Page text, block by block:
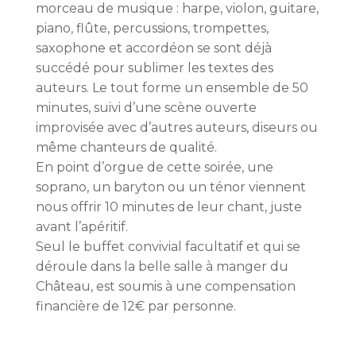
morceau de musique : harpe, violon, guitare,
piano, flûte, percussions, trompettes,
saxophone et accordéon se sont déjà
succédé pour sublimer les textes des
auteurs. Le tout forme un ensemble de 50
minutes, suivi d’une scène ouverte
improvisée avec d’autres auteurs, diseurs ou
même chanteurs de qualité.
En point d’orgue de cette soirée, une
soprano, un baryton ou un ténor viennent
nous offrir 10 minutes de leur chant, juste
avant l’apéritif.
Seul le buffet convivial facultatif et qui se
déroule dans la belle salle à manger du
Château, est soumis à une compensation
financière de 12€ par personne.